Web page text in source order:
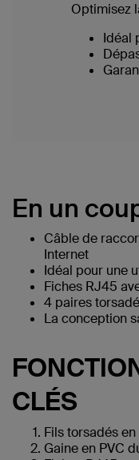
Optimisez
Idéal
En un
Câble de
Internet
Idéal pour une
Fiches RJ45
4 paires
La conception
CLÉS
Fils torsadés
Gaine en PVC